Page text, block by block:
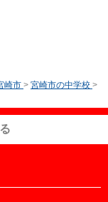
崎市 > 宮崎市の中学校 >